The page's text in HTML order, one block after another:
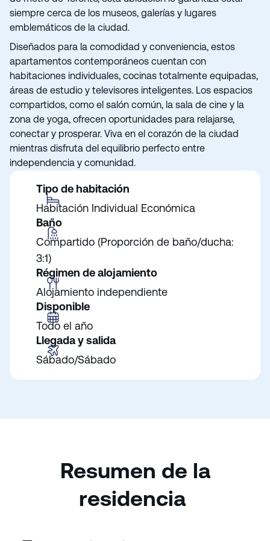
siempre cerca de los museos, galerías y lugares
emblemáticos de la ciudad.
Diseñados para la comodidad y conveniencia, estos
apartamentos contemporáneos cuentan con
habitaciones individuales, cocinas totalmente equipadas,
áreas de estudio y televisores inteligentes. Los espacios
compartidos, como el salón común, la sala de cine y la
zona de yoga, ofrecen oportunidades para relajarse,
conectar y prosperar. Viva en el corazón de la ciudad
mientras disfruta del equilibrio perfecto entre
independencia y comunidad.
Tipo de habitación
Habitación Individual Económica
Baño
Compartido (Proporción de baño/ducha:
3:1)
Régimen de alojamiento
Alojamiento independiente
Disponible
Todo el año
Llegada y salida
Sábado/Sábado
Resumen de la
residencia